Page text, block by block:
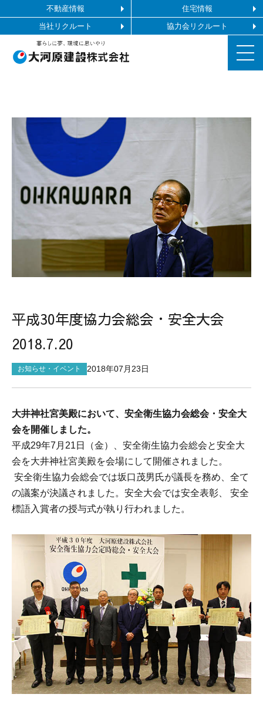
不動産情報
住宅情報
当社リクルート
協力会リクルート
協力会社の皆様へ
お問い合わせ
サイトマップ
施工ギャラリー
企業情報
事業内容
平成30年度協力会総会・安全大会
2018.7.20
お知らせ・イベント 2018年07月23日
大井神社宮美殿において、安全衛生協力会総会・安全大
会を開催しました。
平成29年7月21日（金）、安全衛生協力会総会と安全大
会を大井神社宮美殿を会場にして開催されました。
安全衛生協力会総会では坂口茂男氏が議長を務め、全て
の議案が決議されました。安全大会では安全表彰、 安全
標語入賞者の授与式が執り行われました。